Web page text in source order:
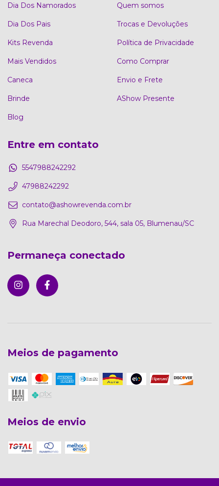
Dia Dos Namorados
Dia Dos Pais
Kits Revenda
Mais Vendidos
Caneca
Brinde
Blog
Quem somos
Trocas e Devoluções
Política de Privacidade
Como Comprar
Envio e Frete
AShow Presente
Entre em contato
5547988242292
47988242292
contato@ashowrevenda.com.br
Rua Marechal Deodoro, 544, sala 05, Blumenau/SC
Permaneça conectado
Meios de pagamento
Meios de envio